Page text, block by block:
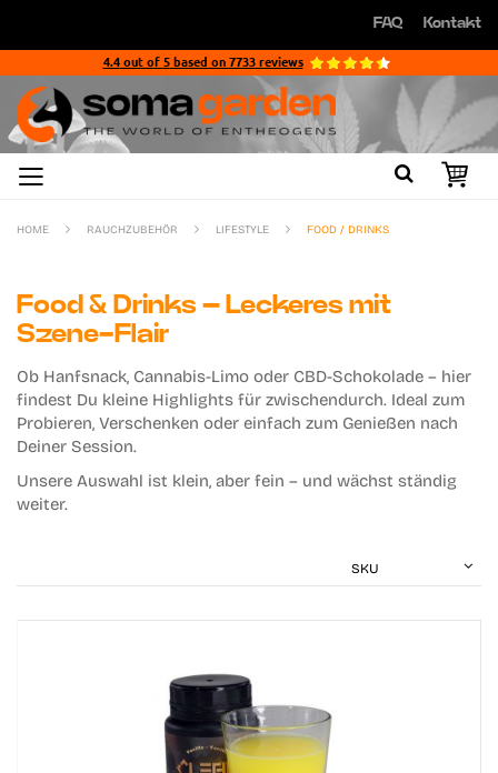
Inhalt
FAQ Kontakt
zum
Inhalt
4.4out of 5based on 7733reviews
HOME RAUCHZUBEHÖR LIFESTYLE FOOD / DRINKS
Food & Drinks – Leckeres mit
Szene-Flair
Ob Hanfsnack, Cannabis-Limo oder CBD-Schokolade – hier
findest Du kleine Highlights für zwischendurch. Ideal zum
Probieren, Verschenken oder einfach zum Genießen nach
Deiner Session.
Unsere Auswahl ist klein, aber fein – und wächst ständig
weiter.